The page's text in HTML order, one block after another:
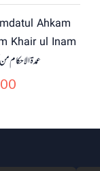
0
.
Ahkam
Khair ul Inam
| عمدۃ الاحکام